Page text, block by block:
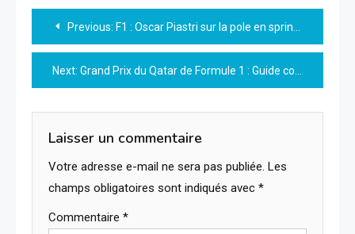
Navigation
de
l’article
Previous: F1 : Oscar Piastri sur la pole en sprint au GP du Qatar, Norris prêt à bondir
Next: Grand Prix du Qatar de Formule 1 : Guide complet des séances du vendredi
Laisser un commentaire
Votre adresse e-mail ne sera pas publiée. Les
champs obligatoires sont indiqués avec *
Commentaire *